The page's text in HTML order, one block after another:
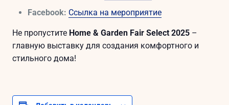
Facebook: Ссылка на мероприятие
Не пропустите Home & Garden Fair Select 2025 –
главную выставку для создания комфортного и
стильного дома!